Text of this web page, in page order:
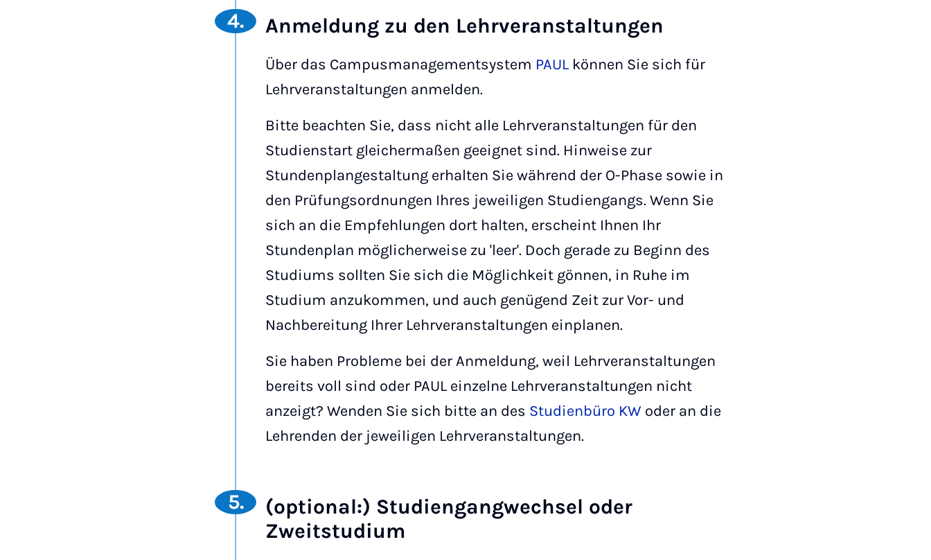
4. Anmeldung zu den Lehrveranstaltungen
Über das Campusmanagementsystem PAULkönnen Sie sich für
Lehrveranstaltungen anmelden.
Bitte beachten Sie, dass nicht alle Lehrveranstaltungen für den
Studienstart gleichermaßen geeignet sind. Hinweise zur
Stundenplangestaltung erhalten Sie während der O-Phase sowie in
den Prüfungsordnungen Ihres jeweiligen Studiengangs. Wenn Sie
sich an die Empfehlungen dort halten, erscheint Ihnen Ihr
Stundenplan möglicherweise zu 'leer'. Doch gerade zu Beginn des
Studiums sollten Sie sich die Möglichkeit gönnen, in Ruhe im
Studium anzukommen, und auch genügend Zeit zur Vor- und
Nachbereitung Ihrer Lehrveranstaltungen einplanen.
Sie haben Probleme bei der Anmeldung, weil Lehrveranstaltungen
bereits voll sind oder PAUL einzelne Lehrveranstaltungen nicht
anzeigt? Wenden Sie sich bitte an des Studienbüro KW oder an die
Lehrenden der jeweiligen Lehrveranstaltungen.
5.
(optional:) Studiengangwechsel oder
Zweitstudium